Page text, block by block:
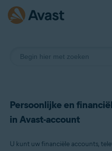
Persoonlijke en
in Avast-account
U kunt uw financiële accounts,